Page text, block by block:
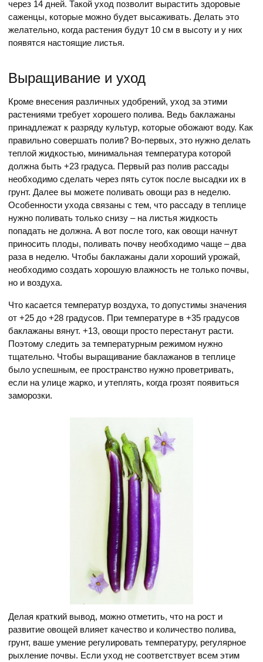
через 14 дней. Такой уход позволит вырастить здоровые
саженцы, которые можно будет высаживать. Делать это
желательно, когда растения будут 10 см в высоту и у них
появятся настоящие листья.
Выращивание и уход
Кроме внесения различных удобрений, уход за этими
растениями требует хорошего полива. Ведь баклажаны
принадлежат к разряду культур, которые обожают воду. Как
правильно совершать полив? Во-первых, это нужно делать
теплой жидкостью, минимальная температура которой
должна быть +23 градуса. Первый раз полив рассады
необходимо сделать через пять суток после высадки их в
грунт. Далее вы можете поливать овощи раз в неделю.
Особенности ухода связаны с тем, что рассаду в теплице
нужно поливать только снизу – на листья жидкость
попадать не должна. А вот после того, как овощи начнут
приносить плоды, поливать почву необходимо чаще – два
раза в неделю. Чтобы баклажаны дали хороший урожай,
необходимо создать хорошую влажность не только почвы,
но и воздуха.
Что касается температур воздуха, то допустимы значения
от +25 до +28 градусов. При температуре в +35 градусов
баклажаны вянут. +13, овощи просто перестанут расти.
Поэтому следить за температурным режимом нужно
тщательно. Чтобы выращивание баклажанов в теплице
было успешным, ее пространство нужно проветривать,
если на улице жарко, и утеплять, когда грозят появиться
заморозки.
Делая краткий вывод, можно отметить, что на рост и
развитие овощей влияет качество и количество полива,
грунт, ваше умение регулировать температуру, регулярное
рыхление почвы. Если уход не соответствует всем этим